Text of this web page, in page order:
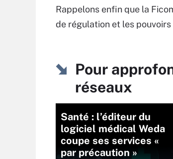
Rappelons enfin que la
de régulation et les
Pour
réseaux
Santé : l’éditeur du
logiciel médical Weda
coupe ses services «
par précaution »